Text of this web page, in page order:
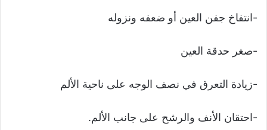
-انتفاخ جفن العين أو ضعفه ونزوله
-صغر حدقة العين
-زيادة التعرق في نصف الوجه على ناحية الألم
-احتقان الأنف والرشح على جانب الألم.